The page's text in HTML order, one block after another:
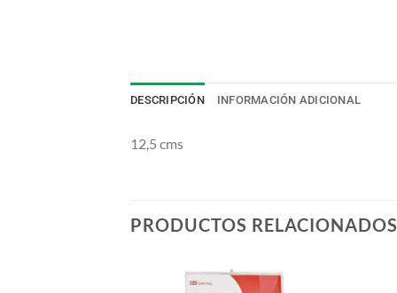
DESCRIPCIÓN INFORMACIÓN ADICIONAL
12,5 cms
PRODUCTOS RELACIONADOS